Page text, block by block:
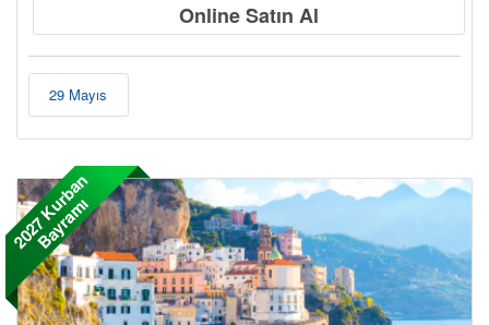
Online Satın Al
29 Mayıs
2
0
2
7
K
u
r
b
a
n
B
a
y
r
a
m
ı